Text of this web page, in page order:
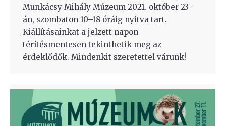
Munkácsy Mihály Múzeum 2021. október 23-
án, szombaton 10–18 óráig nyitva tart.
Kiállításainkat a jelzett napon
térítésmentesen tekinthetik meg az
érdeklődők. Mindenkit szeretettel várunk!